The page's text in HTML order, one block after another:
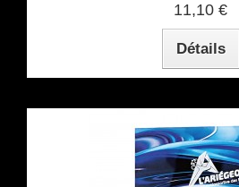
11,10 €
Détails